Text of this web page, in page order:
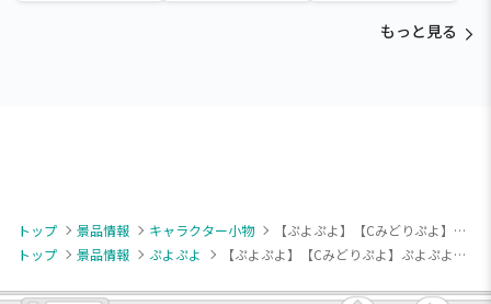
もっと見る
トップ 景品情報 キャラクター小物
【ぷよぷよ】【Cみどりぷよ】ぷよぷよ プチマスコット（EX）
トップ
景品情報 ぷよぷよ 【ぷよぷよ】【Cみどりぷよ】ぷよぷよ プチマスコット（EX）